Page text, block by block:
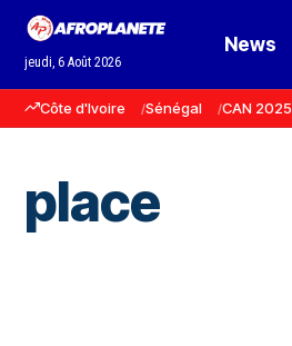
jeudi, 6 Août 2026
News
Côte d'Ivoire Sénégal CAN 2025
place